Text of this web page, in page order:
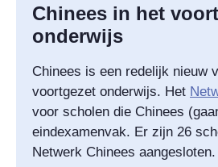
Chinees in het
onderwijs
Chinees is een redelijk nieuw
voortgezet onderwijs. Het
voor scholen die Chinees
eindexamenvak. Er zijn 26
Netwerk Chinees aangesloten.